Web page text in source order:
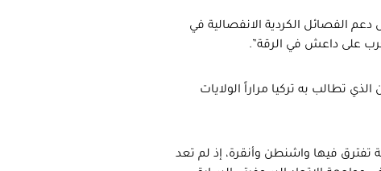
الفصائل الكردية الانفصالية في
على داعش في الرقة”.
تطالب به تركيا مراراً الولايات
فيها واشنطن وأنقرة، إذ لم تعد